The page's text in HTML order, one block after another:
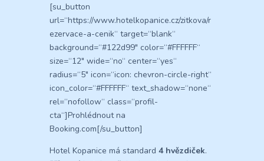
[su_button
url=“https://www.hotelkopanice.cz/zitkova/r
ezervace-a-cenik“ target=“blank“
background=“#122d99″ color=“#FFFFFF“
size=“12″ wide=“no“ center=“yes“
radius=“5″ icon=“icon: chevron-circle-right“
icon_color=“#FFFFFF“ text_shadow=“none“
rel=“nofollow“ class=“profil-
cta“]Prohlédnout na
Booking.com[/su_button]
Hotel Kopanice má standard 4 hvězdiček.